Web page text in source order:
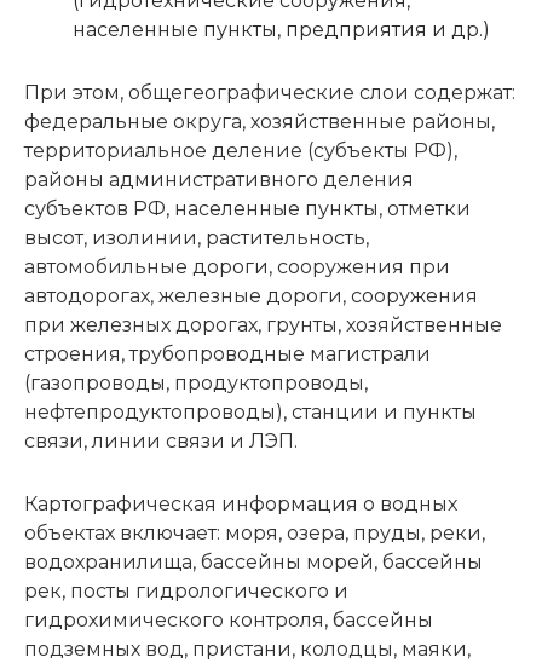
населенные пункты, предприятия и др.)
При этом, общегеографические слои содержат:
федеральные округа, хозяйственные районы,
территориальное деление (субъекты РФ),
районы административного деления
субъектов РФ, населенные пункты, отметки
высот, изолинии, растительность,
автомобильные дороги, сооружения при
автодорогах, железные дороги, сооружения
при железных дорогах, грунты, хозяйственные
строения, трубопроводные магистрали
(газопроводы, продуктопроводы,
нефтепродуктопроводы), станции и пункты
связи, линии связи и ЛЭП.
Картографическая информация о водных
объектах включает: моря, озера, пруды, реки,
водохранилища, бассейны морей, бассейны
рек, посты гидрологического и
гидрохимического контроля, бассейны
подземных вод, пристани, колодцы, маяки,